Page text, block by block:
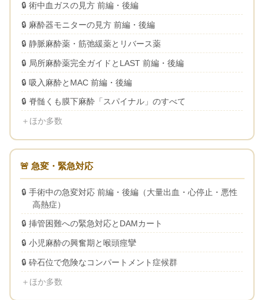
術中血ガスの見方 前編・後編
麻酔器モニターの見方 前編・後編
静脈麻酔薬・筋弛緩薬とリバース薬
局所麻酔薬完全ガイドとLAST 前編・後編
吸入麻酔とMAC 前編・後編
脊髄くも膜下麻酔「スパイナル」のすべて
＋ほか多数
🚨 急変・緊急対応
手術中の急変対応 前編・後編（大量出血・心停止・悪性
高熱症）
挿管困難への緊急対応とDAMカート
小児麻酔の興奮期と喉頭痙攣
砕石位で危険なコンパートメント症候群
＋ほか多数